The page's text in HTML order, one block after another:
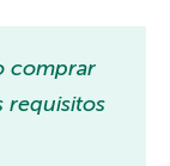
comprar
requisitos